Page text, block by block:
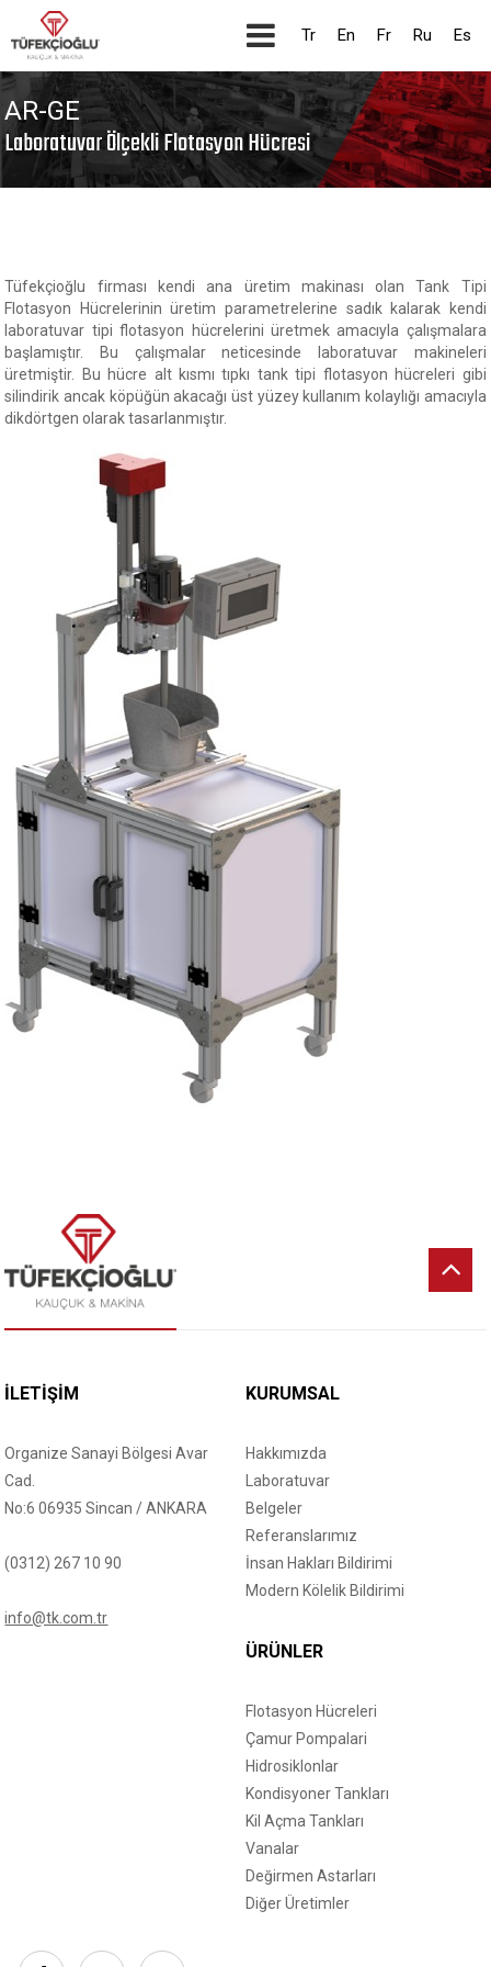
Tr En Fr Ru Es
AR-GE
Laboratuvar Ölçekli Flotasyon Hücresi
Tüfekçioğlu firması kendi ana üretim makinası olan Tank Tipi
Flotasyon Hücrelerinin üretim parametrelerine sadık kalarak kendi
laboratuvar tipi flotasyon hücrelerini üretmek amacıyla çalışmalara
başlamıştır. Bu çalışmalar neticesinde laboratuvar makineleri
üretmiştir. Bu hücre alt kısmı tıpkı tank tipi flotasyon hücreleri gibi
silindirik ancak köpüğün akacağı üst yüzey kullanım kolaylığı amacıyla
dikdörtgen olarak tasarlanmıştır.
İLETİŞİM
Organize Sanayi Bölgesi Avar
Cad.
No:6 06935 Sincan / ANKARA
(0312) 267 10 90
info@tk.com.tr
KURUMSAL
Hakkımızda
Laboratuvar
Belgeler
Referanslarımız
İnsan Hakları Bildirimi
Modern Kölelik Bildirimi
ÜRÜNLER
Flotasyon Hücreleri
Çamur Pompalari
Hidrosiklonlar
Kondisyoner Tankları
Kil Açma Tankları
Vanalar
Değirmen Astarları
Diğer Üretimler